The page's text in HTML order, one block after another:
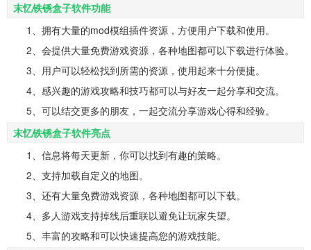
末忆铁锈盒子软件功能
1、拥有大量的mod模组插件资源，方便用户下载和使用。
2、会提供大量免费游戏资源，各种地图都可以下载进行体验。
3、用户可以轻松找到所需的资源，使用起来十分便捷。
4、感兴趣的游戏攻略和技巧都可以与好友一起分享和交流。
5、可以结交更多的朋友，一起交流分享游戏心得和经验。
末忆铁锈盒子软件亮点
1、信息将每天更新，你可以找到有趣的策略。
2、支持加载自定义的地图。
3、还有大量免费游戏资源，各种地图都可以下载。
4、多人游戏支持掉线后重联以避免让玩家失望。
5、丰富的攻略和可以快速提高您的游戏技能。